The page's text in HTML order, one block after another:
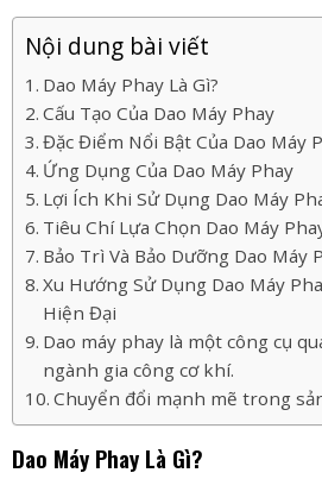
Nội dung bài viết
Dao Máy Phay Là Gì?
Cấu Tạo Của Dao Máy Phay
Đặc Điểm Nổi Bật Của Dao Máy
Ứng Dụng Của Dao Máy Phay
Lợi Ích Khi Sử Dụng Dao Máy
Tiêu Chí Lựa Chọn Dao Máy
Bảo Trì Và Bảo Dưỡng Dao Máy
Xu Hướng Sử Dụng Dao Máy
Hiện Đại
Dao máy phay là một công cụ
ngành gia công cơ khí.
Chuyển đổi mạnh mẽ trong
Dao Máy Phay Là Gì?